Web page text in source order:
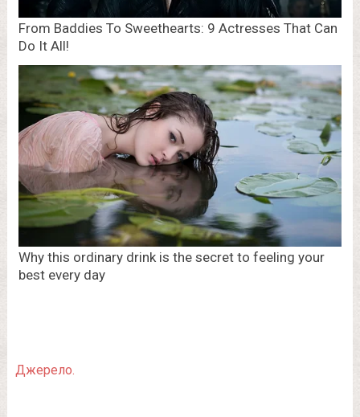
Джерело.